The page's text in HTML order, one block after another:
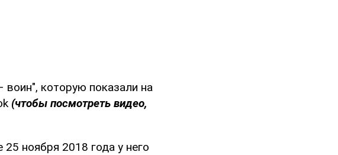
которую показали на
(чтобы посмотреть видео,
ноября 2018 года у него